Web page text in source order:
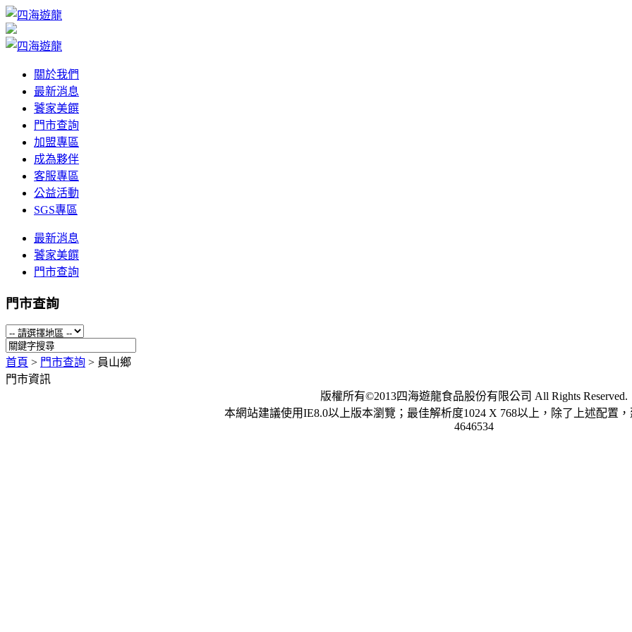
關於我們
最新消息
饕家美饌
門市查詢
加盟專區
成為夥伴
客服專區
公益活動
SGS專區
最新消息
饕家美饌
門市查詢
門市查詢
首頁 > 門市查詢 > 員山鄉
門市資訊
版權所有©2013四海遊龍食品股份有限公司 All Rights Reserved.
本網站建議使用IE8.0以上版本瀏覽；最佳解析度1024 X 768以上，除了上述配置，
4646534